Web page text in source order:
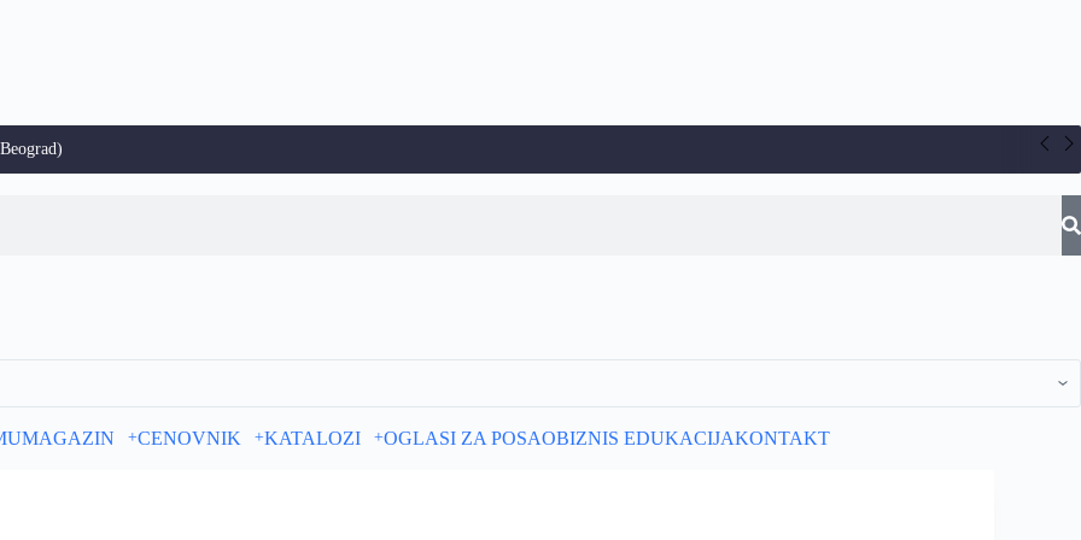
MAGAZIN CENOVNIK KATALOZI OGLASI ZA POSAOBIZNIS EDUKACIJAKONTAKT